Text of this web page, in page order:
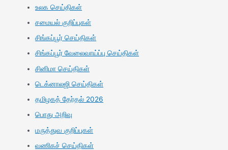
உலக செய்திகள்
சமையல் குறிப்புகள்
சிங்கப்பூர் செய்திகள்
சிங்கப்பூர் வேலைவாய்ப்பு செய்திகள்
சினிமா செய்திகள்
டெக்னாலஜி செய்திகள்
தமிழகத் தேர்தல் 2026
பொது அறிவு
மருத்துவ குறிப்புகள்
வணிகச் செய்திகள்